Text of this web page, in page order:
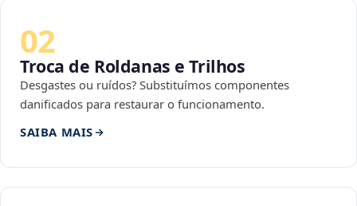
02
Troca de Roldanas e Trilhos
Desgastes ou ruídos? Substituímos componentes
danificados para restaurar o funcionamento.
SAIBA MAIS